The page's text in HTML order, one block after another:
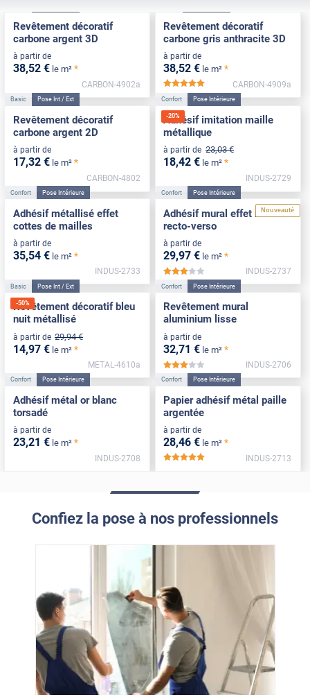
Revêtement décoratif
carbone argent 3D
à partir de
38,52 € le m² *
CARBON-4902a
Revêtement décoratif
carbone gris anthracite 3D
à partir de
38,52 € le m² *
CARBON-4909a
Basic Pose Int / Ext
Revêtement décoratif
carbone argent 2D
à partir de
17,32 € le m² *
CARBON-4802
-20%
Confort Pose Intérieure
Adhésif imitation maille
métallique
à partir de 23,03 €
18,42 € le m² *
INDUS-2729
Confort Pose Intérieure
Adhésif métallisé effet
cottes de mailles
à partir de
35,54 € le m² *
INDUS-2733
Nouveauté
Confort Pose Intérieure
Adhésif mural effet miroir
recto-verso
à partir de
29,97 € le m² *
*****
INDUS-2737
-50%
Basic Pose Int / Ext
Revêtement décoratif bleu
nuit métallisé
à partir de 29,94 €
14,97 € le m² *
METAL-4610a
Confort Pose Intérieure
Revêtement mural
aluminium lisse
à partir de
32,71 € le m² *
*****
INDUS-2706
Confort Pose Intérieure
Adhésif métal or blanc
torsadé
à partir de
23,21 € le m² *
INDUS-2708
Confort Pose Intérieure
Papier adhésif métal paille
argentée
à partir de
28,46 € le m² *
INDUS-2713
Confiez la pose à nos professionnels